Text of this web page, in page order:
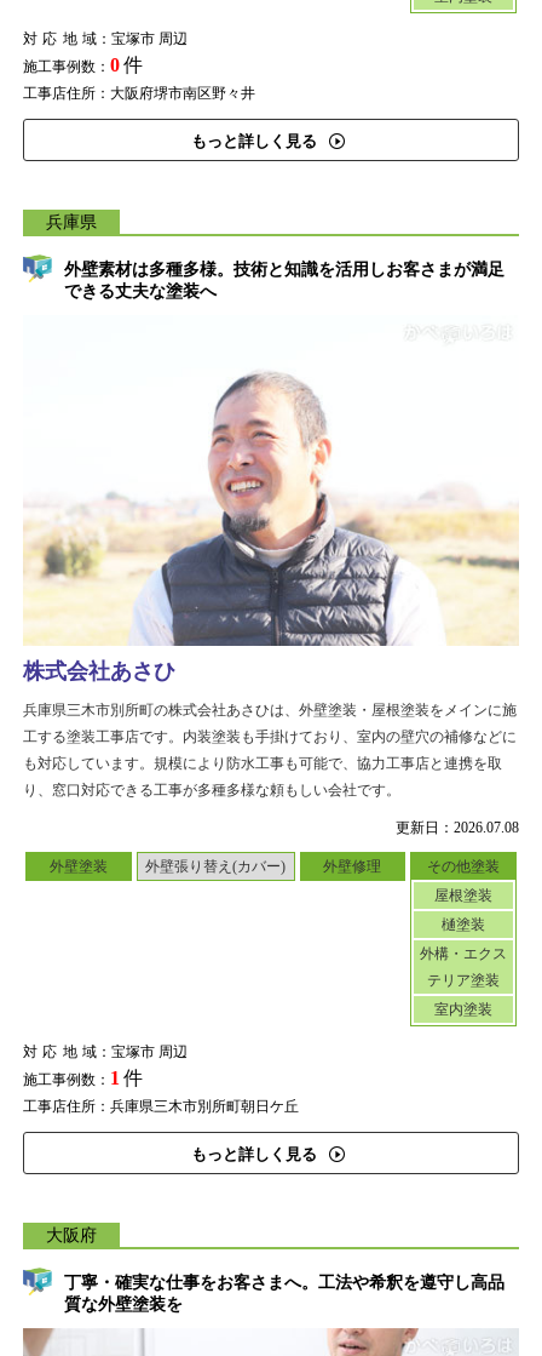
対応地域：宝塚市 周辺
施工事例数： 0件
工事店住所：大阪府堺市南区野々井
もっと詳しく見る
兵庫県
外壁素材は多種多様。技術と知識を活用しお客さまが満足
できる丈夫な塗装へ
更新日：2026.07.08
外壁塗装 外壁張り替え(カバー) 外壁修理
その他塗装
屋根塗装
樋塗装
外構・エクス
テリア塗装
室内塗装
対応地域：宝塚市 周辺
施工事例数： 1 件
工事店住所：兵庫県三木市別所町朝日ケ丘
もっと詳しく見る
株式会社あさひ
兵庫県三木市別所町の株式会社あさひは、外壁塗装・屋根塗装をメインに施
工する塗装工事店です。内装塗装も手掛けており、室内の壁穴の補修などに
も対応しています。規模により防水工事も可能で、協力工事店と連携を取
り、窓口対応できる工事が多種多様な頼もしい会社です。
大阪府
丁寧・確実な仕事をお客さまへ。工法や希釈を遵守し高品
質な外壁塗装を